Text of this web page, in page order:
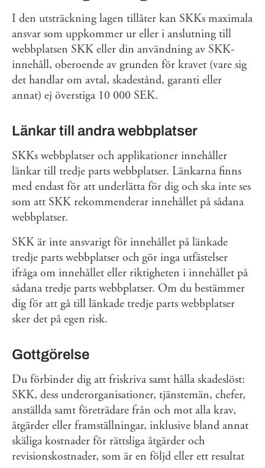
I den utsträckning lagen tillåter kan SKKs maximala
ansvar som uppkommer ur eller i anslutning till
webbplatsen SKK eller din användning av SKK-
innehåll, oberoende av grunden för kravet (vare sig
det handlar om avtal, skadestånd, garanti eller
annat) ej överstiga 10 000 SEK.
Länkar till andra webbplatser
SKKs webbplatser och applikationer innehåller
länkar till tredje parts webbplatser. Länkarna finns
med endast för att underlätta för dig och ska inte ses
som att SKK rekommenderar innehållet på sådana
webbplatser.
SKK är inte ansvarigt för innehållet på länkade
tredje parts webbplatser och gör inga utfästelser
ifråga om innehållet eller riktigheten i innehållet på
sådana tredje parts webbplatser. Om du bestämmer
dig för att gå till länkade tredje parts webbplatser
sker det på egen risk.
Gottgörelse
Du förbinder dig att friskriva samt hålla skadeslöst:
SKK, dess underorganisationer, tjänstemän, chefer,
anställda samt företrädare från och mot alla krav,
åtgärder eller framställningar, inklusive bland annat
skäliga kostnader för rättsliga åtgärder och
revisionskostnader, som är en följd eller ett resultat